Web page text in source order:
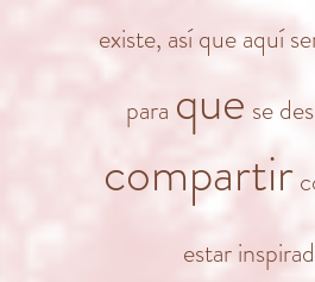
existe, así que aquí
para que se
compartir
estar